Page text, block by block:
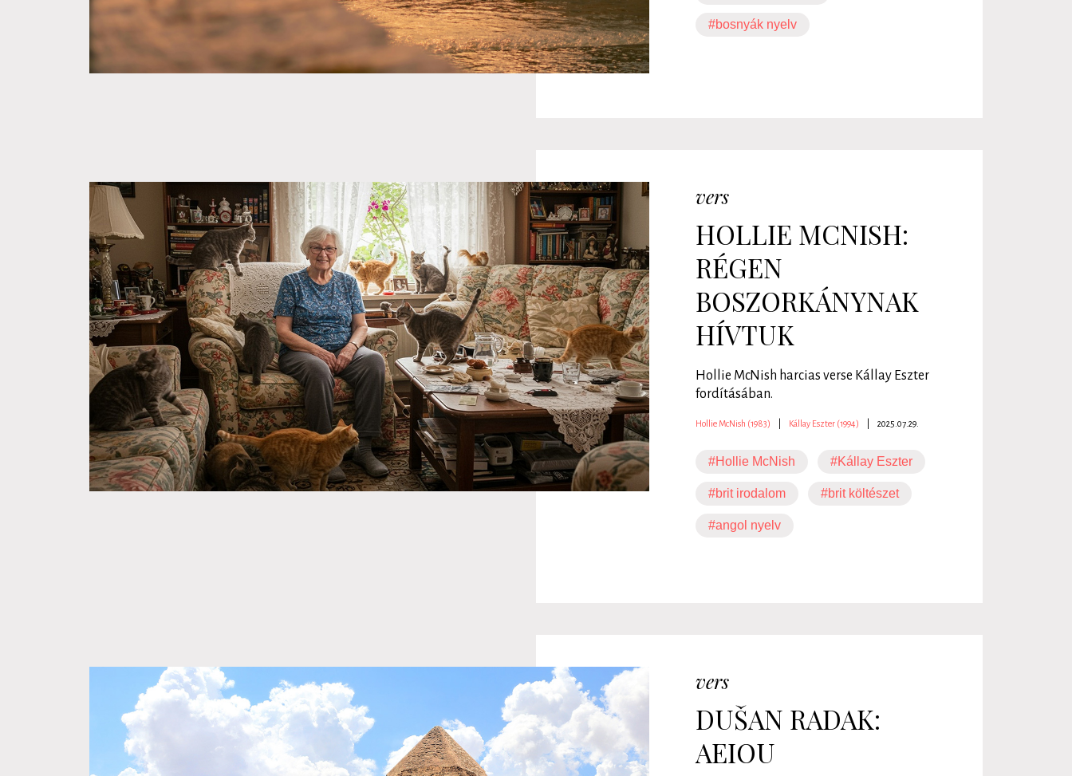
#bosnyák nyelv
vers
HOLLIE MCNISH:
RÉGEN
BOSZORKÁNYNAK
HÍVTUK
Hollie McNish harcias verse Kállay Eszter
fordításában.
Hollie McNish (1983) Kállay Eszter (1994) 2025.07.29.
#Hollie McNish #Kállay Eszter
#brit irodalom #brit költészet
#angol nyelv
vers
DUŠAN RADAK:
AEIOU